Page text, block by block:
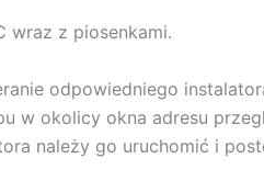
wraz z piosenkami.
odpowiedniego
w okolicy okna adresu
należy go uruchomić i